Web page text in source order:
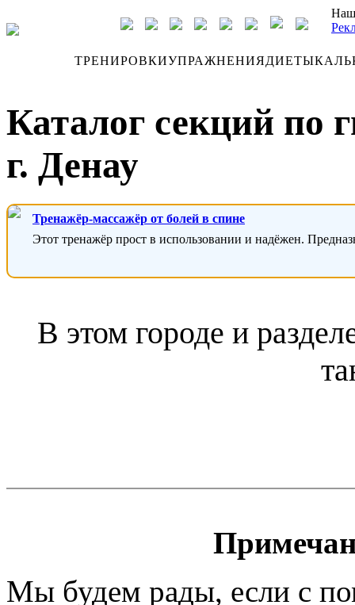
ТРЕНИРОВКИУПРАЖНЕНИЯДИЕТЫ
Каталог секций по
г. Денау
Тренажёр-массажёр от болей в спине
Этот тренажёр прост в использовании и надёжен.
В этом городе и
Мы будем рады, если с